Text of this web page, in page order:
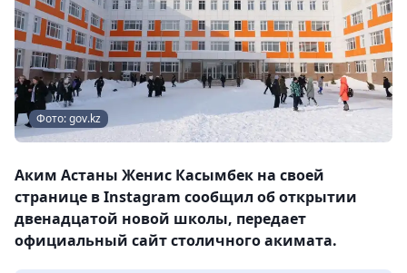
Фото: gov.kz
Аким Астаны Женис Касымбек на своей
странице в Instagram сообщил об открытии
двенадцатой новой школы, передает
официальный сайт столичного акимата.